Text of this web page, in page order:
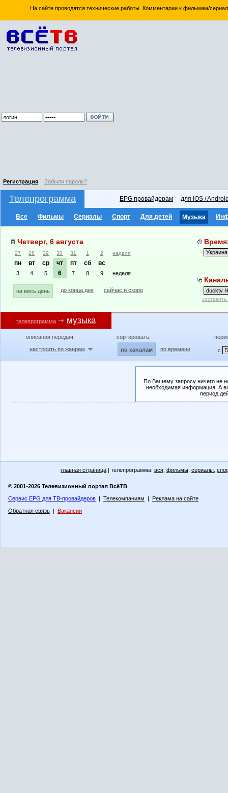
На сайте проводятся технические работы. Комментарии к фильмам/
Регистрация Забыли пароль?
Телепрограмма EPG провайдерам для iOS /
Все Фильмы Сериалы Спорт Для детей Музыка
Четверг, 6 августа
27 28 29 30 31 1 2 неделя
пн вт ср чт пт сб вс
3 4 5 6 7 8 9 неделя
на весь день до конца дня сейчас и скоро
телепрограмма музыка
описания передач:
настроить по жанрам
сортировать:
по каналам по времени с
По Вашему запросу ничего не
необходимая информация. А
период
главная страница | телепрограмма: вся фильмы сериалы
© 2001-2026 Телевизионный портал ВсёТВ
Сервис EPG для ТВ-провайдеров | Телекомпаниям | Реклама на сайте
Обратная связь | Вакансии